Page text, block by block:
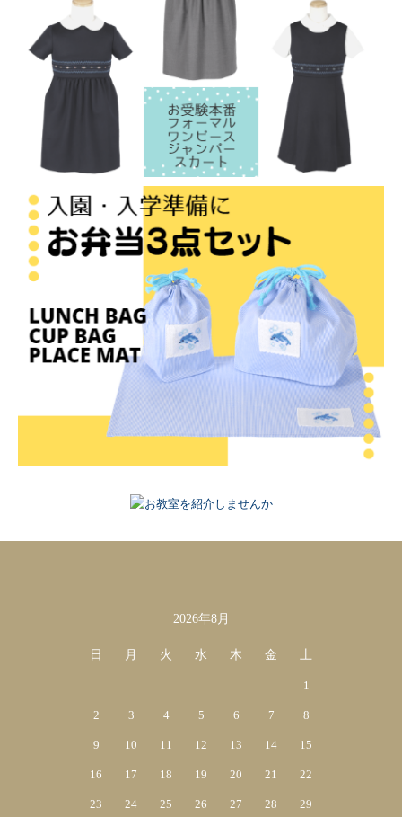
2026年8月
日 月 火 水 木 金 土
1
2 3 4 5 6 7 8
9 10 11 12 13 14 15
16 17 18 19 20 21 22
23 24 25 26 27 28 29